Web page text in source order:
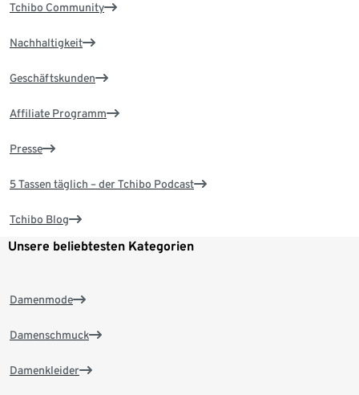
Tchibo Community
Nachhaltigkeit
Geschäftskunden
Affiliate Programm
Presse
5 Tassen täglich – der Tchibo Podcast
Tchibo Blog
Unsere beliebtesten Kategorien
Damenmode
Damenschmuck
Damenkleider